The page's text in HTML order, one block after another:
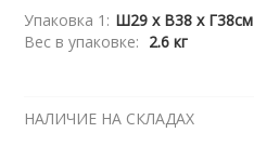
Упаковка 1: Ш29 x В38 x Г38см
Вес в упаковке: 2.6 кг
НАЛИЧИЕ НА СКЛАДАХ